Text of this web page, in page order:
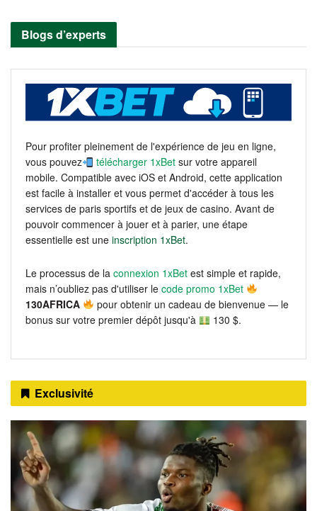
Blogs d’experts
Pour profiter pleinement de l'expérience de jeu en ligne,
vous pouvez
télécharger 1xBet sur votre appareil
mobile. Compatible avec iOS et Android, cette application
est facile à installer et vous permet d'accéder à tous les
services de paris sportifs et de jeux de casino. Avant de
pouvoir commencer à jouer et à parier, une étape
essentielle est une inscription 1xBet.
Le processus de la connexion 1xBet est simple et rapide,
mais n’oubliez pas d'utiliser le code promo 1xBet
130AFRICA
pour obtenir un cadeau de bienvenue — le
bonus sur votre premier dépôt jusqu'à
130 $.
Exclusivité